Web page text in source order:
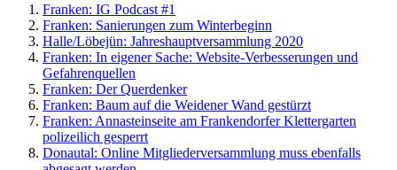
Franken: IG Podcast #1
Franken: Sanierungen zum Winterbeginn
Halle/Löbejün: Jahreshauptversammlung 2020
Franken: In eigener Sache: Website-Verbesserungen und
Gefahrenquellen
Franken: Der Querdenker
Franken: Baum auf die Weidener Wand gestürzt
Franken: Annasteinseite am Frankendorfer Klettergarten
polizeilich gesperrt
Donautal: Online Mitgliederversammlung muss ebenfalls